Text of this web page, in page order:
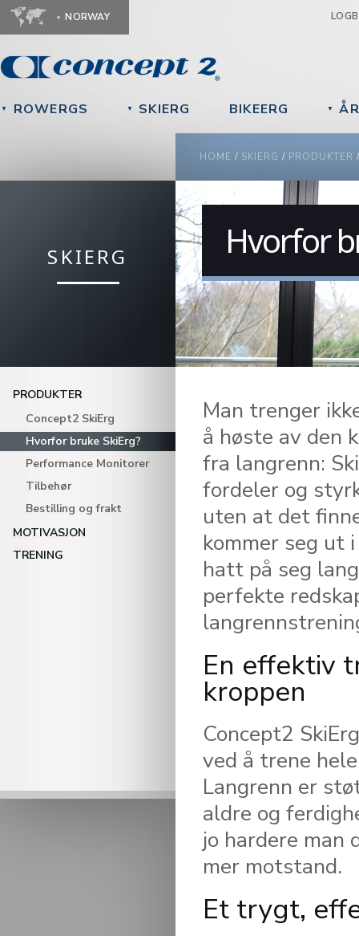
NORWAY
▼ ROWERGS ▼ SKIERG BIKEERG ▼
YOU ARE HERE
HOME / SKIERG / PRODUKTER
SKIERG
PRODUKTER
Concept2 SkiErg
Hvorfor bruke SkiErg?
Performance Monitorer
Tilbehør
Bestilling og frakt
MOTIVASJON
TRENING
Hvorfor
Man trenger
å høste av den
fra langrenn:
fordeler og
uten at det
kommer seg ut
hatt på seg
perfekte
En effektiv
kroppen
Concept2
ved å trene
Langrenn er
aldre og
jo hardere man
mer motstand.
Et trygt,